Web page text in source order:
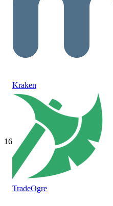
Kraken
16
TradeOgre